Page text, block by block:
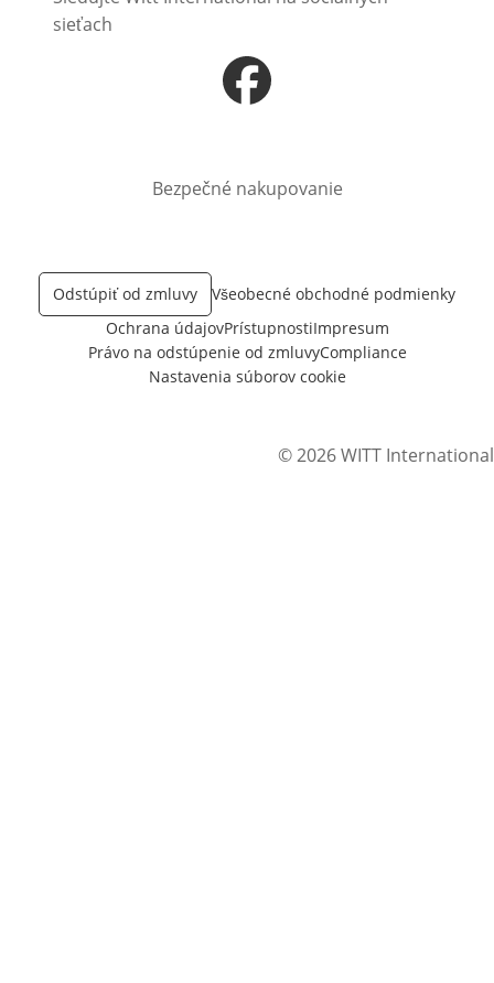
sieťach
Otvorí sa vnovom okne
Bezpečné nakupovanie
Odstúpiť od zmluvy
Všeobecné obchodné podmienky
Ochrana údajovPrístupnostiImpresum
Právo na odstúpenie od zmluvyCompliance
Nastavenia súborov cookie
© 2026 WITT International